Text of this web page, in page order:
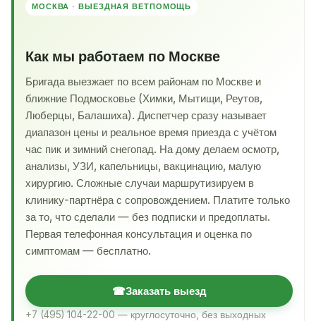
МОСКВА · ВЫЕЗДНАЯ ВЕТПОМОЩЬ
Как мы работаем по Москве
Бригада выезжает по всем районам по Москве и
ближние Подмосковье (Химки, Мытищи, Реутов,
Люберцы, Балашиха). Диспетчер сразу называет
диапазон цены и реальное время приезда с учётом
час пик и зимний снегопад. На дому делаем осмотр,
анализы, УЗИ, капельницы, вакцинацию, малую
хирургию. Сложные случаи маршрутизируем в
клинику-партнёра с сопровождением. Платите только
за то, что сделали — без подписки и предоплаты.
Первая телефонная консультация и оценка по
симптомам — бесплатно.
☎Заказать выезд
+7 (495) 104-22-00 — круглосуточно, без выходных